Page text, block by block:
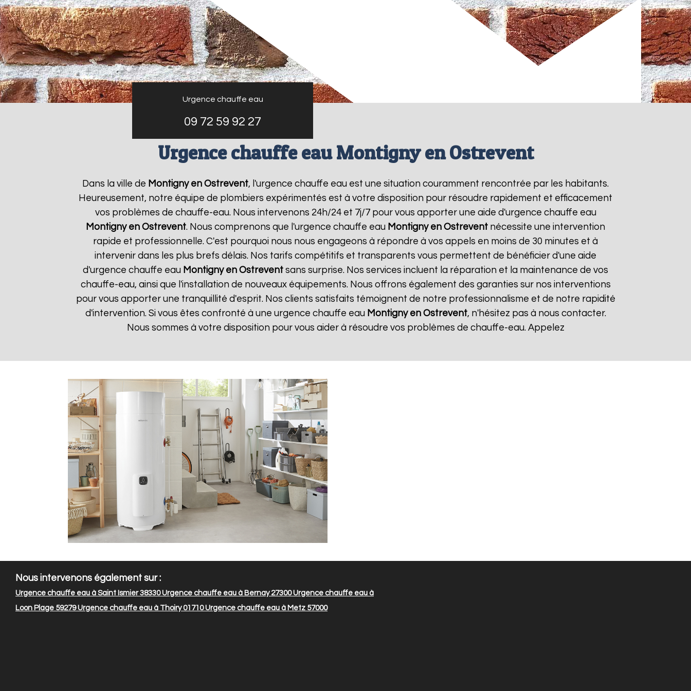
Urgence chauffe eau
09 72 59 92 27
Urgence chauffe eau Montigny en Ostrevent
Dans la ville de Montigny en Ostrevent, l'urgence chauffe eau est une situation couramment rencontrée par les habitants.
Heureusement, notre équipe de plombiers expérimentés est à votre disposition pour résoudre rapidement et efficacement
vos problèmes de chauffe-eau. Nous intervenons 24h/24 et 7j/7 pour vous apporter une aide d'urgence chauffe eau
Montigny en Ostrevent. Nous comprenons que l'urgence chauffe eau Montigny en Ostrevent nécessite une intervention
rapide et professionnelle. C'est pourquoi nous nous engageons à répondre à vos appels en moins de 30 minutes et à
intervenir dans les plus brefs délais. Nos tarifs compétitifs et transparents vous permettent de bénéficier d'une aide
d'urgence chauffe eau Montigny en Ostrevent sans surprise. Nos services incluent la réparation et la maintenance de vos
chauffe-eau, ainsi que l'installation de nouveaux équipements. Nous offrons également des garanties sur nos interventions
pour vous apporter une tranquillité d'esprit. Nos clients satisfaits témoignent de notre professionnalisme et de notre rapidité
d'intervention. Si vous êtes confronté à une urgence chauffe eau Montigny en Ostrevent, n'hésitez pas à nous contacter.
Nous sommes à votre disposition pour vous aider à résoudre vos problèmes de chauffe-eau. Appelez
Nous intervenons également sur :
Urgence chauffe eau à Saint Ismier 38330Urgence chauffe eau à Bernay 27300Urgence chauffe eau à
Loon Plage 59279Urgence chauffe eau à Thoiry 01710Urgence chauffe eau à Metz 57000